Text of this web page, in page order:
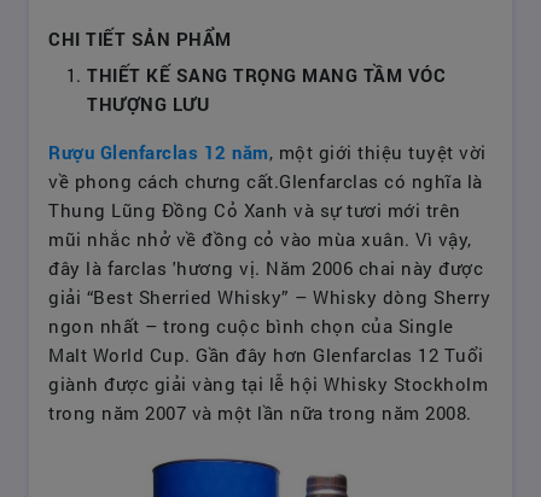
CHI TIẾT SẢN PHẨM
THIẾT KẾ SANG TRỌNG MANG TẦM VÓC
THƯỢNG LƯU
Rượu Glenfarclas 12 năm, một giới thiệu tuyệt vời
về phong cách chưng cất.Glenfarclas có nghĩa là
Thung Lũng Đồng Cỏ Xanh và sự tươi mới trên
mũi nhắc nhở về đồng cỏ vào mùa xuân. Vì vậy,
đây là farclas 'hương vị. Năm 2006 chai này được
giải “Best Sherried Whisky” – Whisky dòng Sherry
ngon nhất – trong cuộc bình chọn của Single
Malt World Cup. Gần đây hơn Glenfarclas 12 Tuổi
giành được giải vàng tại lễ hội Whisky Stockholm
trong năm 2007 và một lần nữa trong năm 2008.